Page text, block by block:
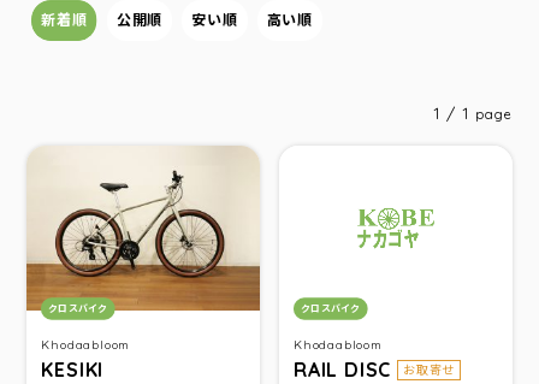
新着順 公開順 安い順 高い順
1 / 1 page
Khodaabloom
KESIKI
カテゴリ：
クロスバイク
Khodaabloom
RAIL DISC お取寄せ
カテゴリ：
クロスバイク